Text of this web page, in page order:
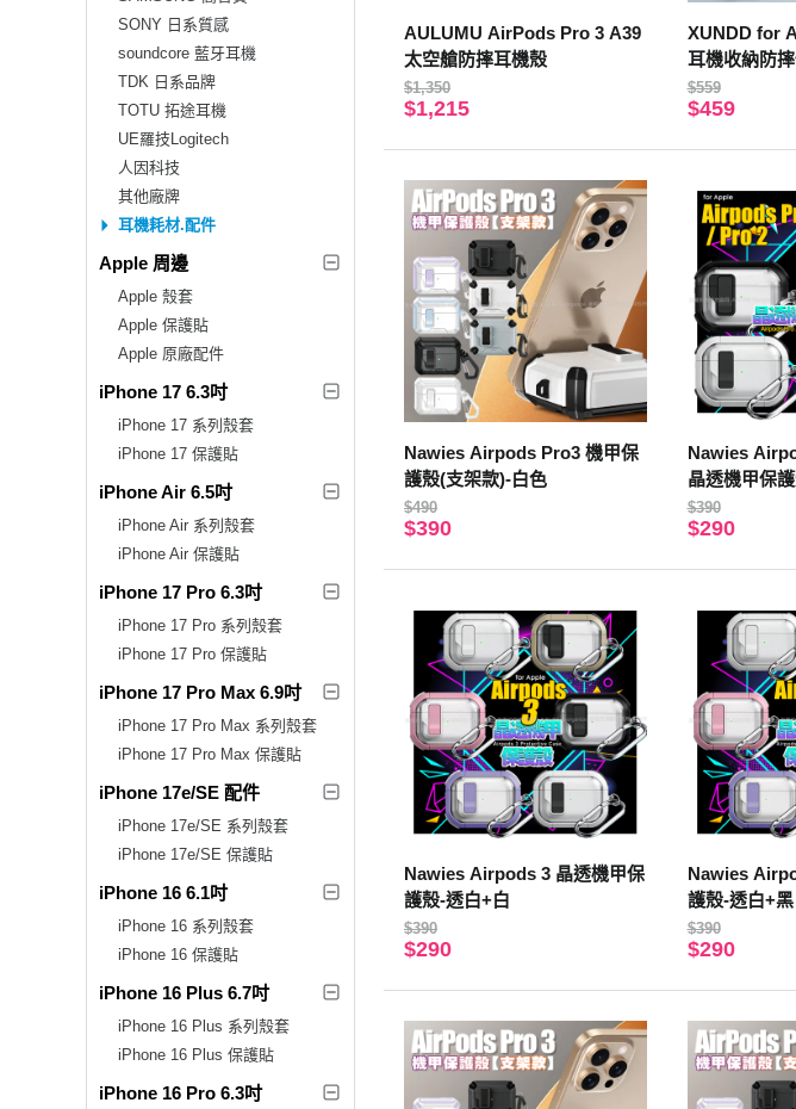
SONY 日系質感
soundcore 藍牙耳機
TDK 日系品牌
TOTU 拓途耳機
UE羅技Logitech
人因科技
其他廠牌
耳機耗材.配件
Apple 周邊
Apple 殼套
Apple 保護貼
Apple 原廠配件
iPhone 17 6.3吋
iPhone 17 系列殼套
iPhone 17 保護貼
iPhone Air 6.5吋
iPhone Air 系列殼套
iPhone Air 保護貼
iPhone 17 Pro 6.3吋
iPhone 17 Pro 系列殼套
iPhone 17 Pro 保護貼
iPhone 17 Pro Max 6.9吋
iPhone 17 Pro Max 系列殼套
iPhone 17 Pro Max 保護貼
iPhone 17e/SE 配件
iPhone 17e/SE 系列殼套
iPhone 17e/SE 保護貼
iPhone 16 6.1吋
iPhone 16 系列殼套
iPhone 16 保護貼
iPhone 16 Plus 6.7吋
iPhone 16 Plus 系列殼套
iPhone 16 Plus 保護貼
iPhone 16 Pro 6.3吋
AULUMU AirPods Pro 3 A39
太空艙防摔耳機殼
$1,350
$1,215
XUNDD for
耳機收納防
環
$559
$459
Nawies Airpods Pro3 機甲保
護殼(支架款)-白色
$490
$390
Nawies
晶透機甲保
$390
$290
Nawies Airpods 3 晶透機甲保
護殼-透白+白
$390
$290
Nawies
護殼-透白+黑
$390
$290